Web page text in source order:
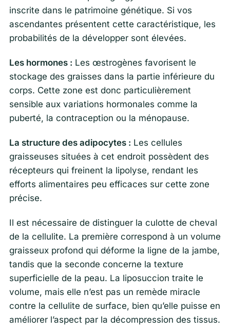
inscrite dans le patrimoine génétique. Si vos
ascendantes présentent cette caractéristique, les
probabilités de la développer sont élevées.
Les hormones : Les œstrogènes favorisent le
stockage des graisses dans la partie inférieure du
corps. Cette zone est donc particulièrement
sensible aux variations hormonales comme la
puberté, la contraception ou la ménopause.
La structure des adipocytes : Les cellules
graisseuses situées à cet endroit possèdent des
récepteurs qui freinent la lipolyse, rendant les
efforts alimentaires peu efficaces sur cette zone
précise.
Il est nécessaire de distinguer la culotte de cheval
de la cellulite. La première correspond à un volume
graisseux profond qui déforme la ligne de la jambe,
tandis que la seconde concerne la texture
superficielle de la peau. La liposuccion traite le
volume, mais elle n’est pas un remède miracle
contre la cellulite de surface, bien qu’elle puisse en
améliorer l’aspect par la décompression des tissus.